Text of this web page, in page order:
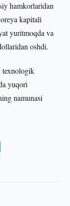
hamkorlaridan
kapitali
yuritmoqda va
oshdi.
texnologik
yuqori
namunasi